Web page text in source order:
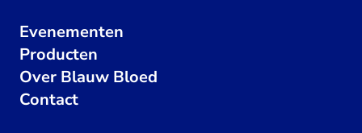
Evenementen
Producten
Over Blauw Bloed
Contact